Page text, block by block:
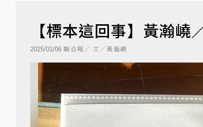
【標本這回事】黃瀚嶢
2025/01/06 聯合報／ 文／黃瀚嶢